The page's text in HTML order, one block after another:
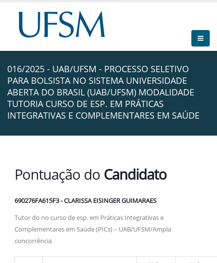
016/2025 - UAB/UFSM - PROCESSO SELETIVO
PARA BOLSISTA NO SISTEMA UNIVERSIDADE
ABERTA DO BRASIL (UAB/UFSM) MODALIDADE
TUTORIA CURSO DE ESP. EM PRÁTICAS
INTEGRATIVAS E COMPLEMENTARES EM SAÚDE
Pontuação do Candidato
690276FA615F3 - CLARISSA EISINGER GUIMARAES
Tutor do no curso de esp. em Práticas Integrativas e
Complementares em Saúde (PICs) – UAB/UFSM/Ampla
concorrência